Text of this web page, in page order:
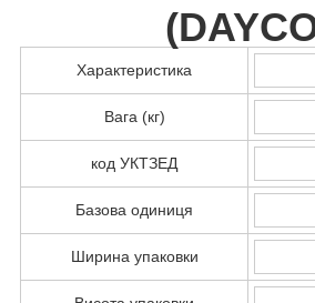
(
Характеристика
Вага (кг)
код УКТЗЕД
Базова одиниця
Ширина упаковки